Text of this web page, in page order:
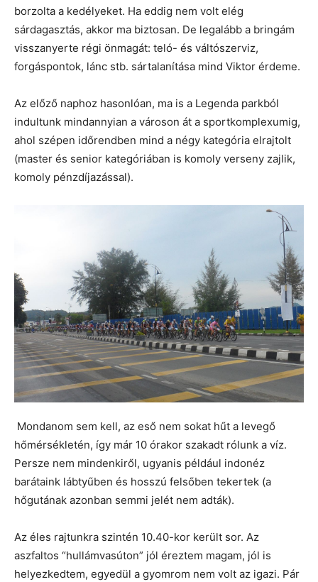
borzolta a kedélyeket. Ha eddig nem volt elég
sárdagasztás, akkor ma biztosan. De legalább a bringám
visszanyerte régi önmagát: teló- és váltószerviz,
forgáspontok, lánc stb. sártalanítása mind Viktor érdeme.
Az előző naphoz hasonlóan, ma is a Legenda parkból
indultunk mindannyian a városon át a sportkomplexumig,
ahol szépen időrendben mind a négy kategória elrajtolt
(master és senior kategóriában is komoly verseny zajlik,
komoly pénzdíjazással).
Mondanom sem kell, az eső nem sokat hűt a levegő
hőmérsékletén, így már 10 órakor szakadt rólunk a víz.
Persze nem mindenkiről, ugyanis például indonéz
barátaink lábtyűben és hosszú felsőben tekertek (a
hőgutának azonban semmi jelét nem adták).
Az éles rajtunkra szintén 10.40-kor került sor. Az
aszfaltos “hullámvasúton” jól éreztem magam, jól is
helyezkedtem, egyedül a gyomrom nem volt az igazi. Pár